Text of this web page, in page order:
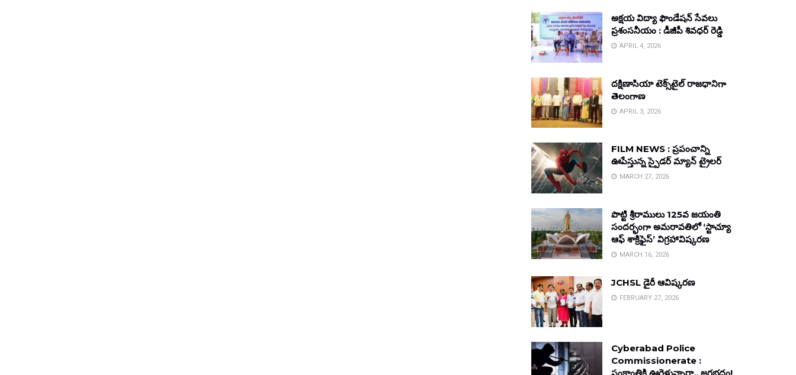
అక్షయ విద్యా ఫౌండేషన్ సేవలు
ప్రశంసనీయం : డీజీపీ శివధర్ రెడ్డి
APRIL 4, 2026
దక్షిణాసియా టెక్స్‌టైల్ రాజధానిగా
తెలంగాణ
APRIL 3, 2026
FILM NEWS : ప్రపంచాన్ని
ఊపేస్తున్న స్పైడర్ మ్యాన్ ట్రైలర్
MARCH 27, 2026
పొట్టి శ్రీరాములు 125వ జయంతి
సందర్భంగా అమరావతిలో ‘స్టాచ్యూ
ఆఫ్ శాక్రిఫైస్’ విగ్రహావిష్కరణ
MARCH 16, 2026
JCHSL డైరీ ఆవిష్కరణ
FEBRUARY 27, 2026
Cyberabad Police
Commissionerate :